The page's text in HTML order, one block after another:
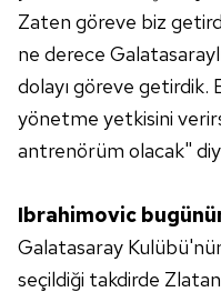
Zaten göreve biz
ne derece
dolayı göreve getirdik.
yönetme yetkisini
antrenörüm olacak"
Ibrahimovic
Galatasaray
seçildiği takdirde